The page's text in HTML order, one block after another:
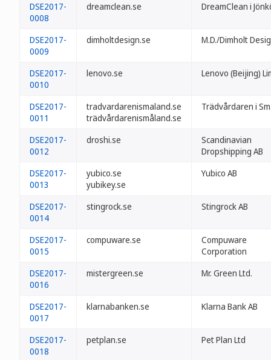
DSE2017-
0008
dreamclean.se DreamClean i
DSE2017-
0009
dimholtdesign.se M.D./Dimholt
DSE2017-
0010
lenovo.se Lenovo (Beijing)
DSE2017-
0011
tradvardarenismaland.se
trädvårdarenismåland.se
Trädvårdaren i
DSE2017-
0012
droshi.se
Scandinavian
Dropshipping AB
DSE2017-
0013
yubico.se
yubikey.se
Yubico AB
DSE2017-
0014
stingrock.se Stingrock AB
DSE2017-
0015
compuware.se
Compuware
Corporation
DSE2017-
0016
mistergreen.se Mr. Green Ltd.
DSE2017-
0017
klarnabanken.se Klarna Bank AB
DSE2017-
0018
petplan.se Pet Plan Ltd